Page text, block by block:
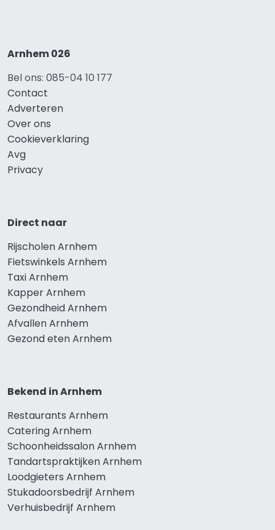
Arnhem 026
Bel ons: 085-04 10 177
Contact
Adverteren
Over ons
Cookieverklaring
Avg
Privacy
Direct naar
Rijscholen Arnhem
Fietswinkels Arnhem
Taxi Arnhem
Kapper Arnhem
Gezondheid Arnhem
Afvallen Arnhem
Gezond eten Arnhem
Bekend in Arnhem
Restaurants Arnhem
Catering Arnhem
Schoonheidssalon Arnhem
Tandartspraktijken Arnhem
Loodgieters Arnhem
Stukadoorsbedrijf Arnhem
Verhuisbedrijf Arnhem